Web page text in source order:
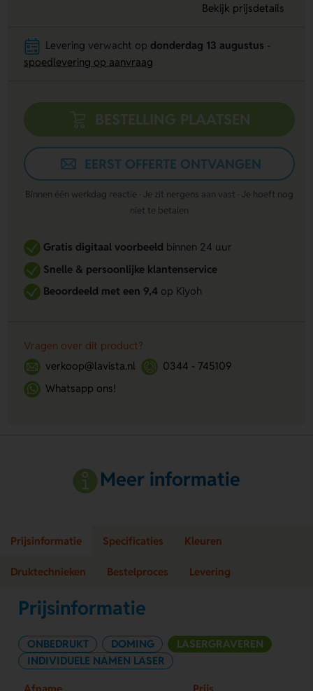
Bekijk prijsdetails
Levering verwacht op donderdag 13 augustus
spoedlevering op aanvraag
BESTELLING PLAATSEN
EERST OFFERTE ONTVANGEN
Binnen één werkdag reactie · Je zit nergens aan vast · Je hoeft nog
niet te betalen
Gratis digitaal voorbeeldbinnen 24 uur
Snelle & persoonlijke klantenservice
Beoordeeld met een 9,4op Kiyoh
Vragen over dit product?
verkoop@lavista.nl
0344 - 745109
Whatsapp ons!
Meer informatie
Prijsinformatie Specificaties Kleuren
Druktechnieken Bestelproces Levering
Prijsinformatie
ONBEDRUKT DOMING
LASERGRAVEREN
INDIVIDUELE NAMEN LASER